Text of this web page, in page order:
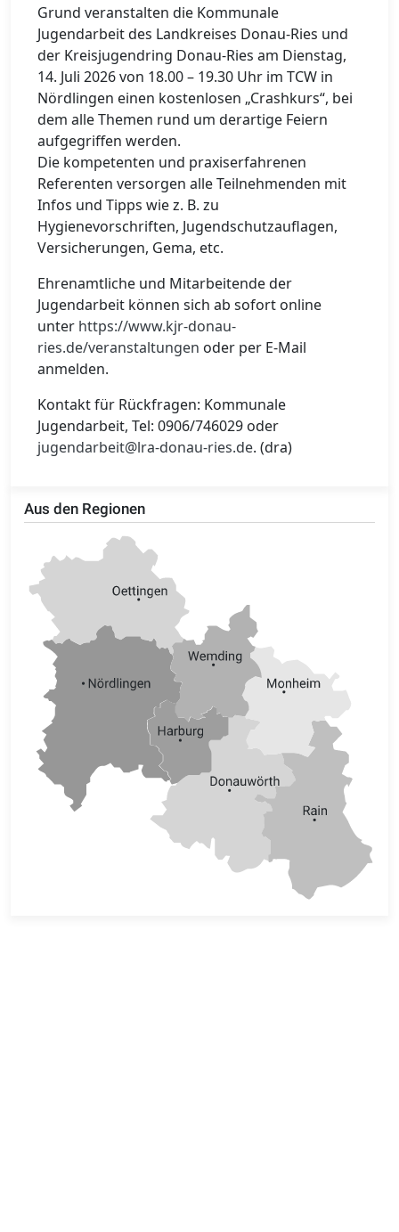
Grund veranstalten die Kommunale
Jugendarbeit des Landkreises Donau-Ries und
der Kreisjugendring Donau-Ries am Dienstag,
14. Juli 2026 von 18.00 – 19.30 Uhr im TCW in
Nördlingen einen kostenlosen „Crashkurs“, bei
dem alle Themen rund um derartige Feiern
aufgegriffen werden.
Die kompetenten und praxiserfahrenen
Referenten versorgen alle Teilnehmenden mit
Infos und Tipps wie z. B. zu
Hygienevorschriften, Jugendschutzauflagen,
Versicherungen, Gema, etc.
Ehrenamtliche und Mitarbeitende der
Jugendarbeit können sich ab sofort online
unter https://www.kjr-donau-
ries.de/veranstaltungen oder per E-Mail
anmelden.
Kontakt für Rückfragen: Kommunale
Jugendarbeit, Tel: 0906/746029 oder
jugendarbeit@lra-donau-ries.de. (dra)
Aus den Regionen